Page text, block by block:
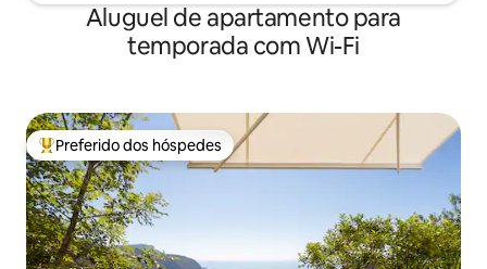
Aluguel de apartamento para
temporada com Wi-Fi
Entre os melhores preferidos dos hóspedes
Preferido dos hóspedes